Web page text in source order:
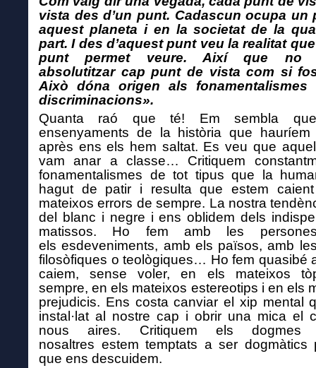
vista des d’un punt. Cadascun ocupa un
aquest planeta i en la societat de la
part. I des d’aquest punt veu la realitat
punt permet veure. Així que no
absolutitzar cap punt de vista com si
Això dóna origen als
discriminacions».
Quanta raó que té! Em sembla
ensenyaments de la història que hauríem
après ens els hem saltat. Es veu que
vam anar a classe… Critiquem
fonamentalismes de tot tipus que la
hagut de patir i resulta que estem
mateixos errors de sempre. La nostra
del blanc i negre i ens oblidem dels
matissos. Ho fem amb les
els esdeveniments, amb els països, amb
filosòfiques o teològiques… Ho fem quasibé
caiem, sense voler, en els mateixos
sempre, en els mateixos estereotips i en els
prejudicis. Ens costa canviar el xip mental
instal·lat al nostre cap i obrir una mica el
nous aires. Critiquem els
nosaltres estem temptats a ser dogmàtics
que ens descuidem.